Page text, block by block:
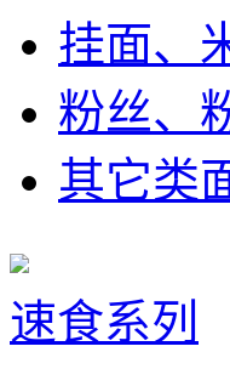
挂面、
粉丝、
其它类
速食系列